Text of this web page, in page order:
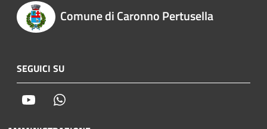
Comune di Caronno Pertusella
SEGUICI SU
Youtube